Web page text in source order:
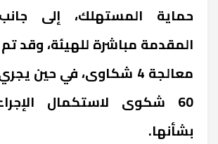
حماية المستهلك، إلى
المقدمة مباشرة للهيئة، وقد
معالجة 4 شكاوى، في حين
60 شكوى لاستكمال
بشأنها.